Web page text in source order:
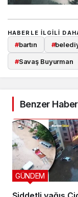
HABERLE ILGILI
#bartın #
#Savaş Buyurman
Benzer
GÜNDEM